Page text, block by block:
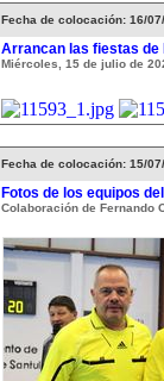
Fecha de colocación: 16/
Arrancan las fiestas de
Miércoles, 15 de julio de
Fecha de colocación: 15/
Fotos de los equipos
Colaboración de Fernando